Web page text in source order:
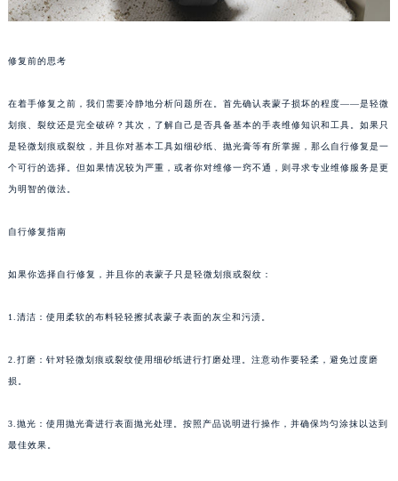
修复前的思考
在着手修复之前，我们需要冷静地分析问题所在。首先确认表蒙子损坏的程度——是轻微
划痕、裂纹还是完全破碎？其次，了解自己是否具备基本的手表维修知识和工具。如果只
是轻微划痕或裂纹，并且你对基本工具如细砂纸、抛光膏等有所掌握，那么自行修复是一
个可行的选择。但如果情况较为严重，或者你对维修一窍不通，则寻求专业维修服务是更
为明智的做法。
自行修复指南
如果你选择自行修复，并且你的表蒙子只是轻微划痕或裂纹：
1.清洁：使用柔软的布料轻轻擦拭表蒙子表面的灰尘和污渍。
2.打磨：针对轻微划痕或裂纹使用细砂纸进行打磨处理。注意动作要轻柔，避免过度磨
损。
3.抛光：使用抛光膏进行表面抛光处理。按照产品说明进行操作，并确保均匀涂抹以达到
最佳效果。